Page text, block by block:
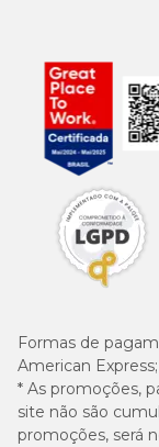
Formas de
American
* As promoções,
site não são
promoções, será